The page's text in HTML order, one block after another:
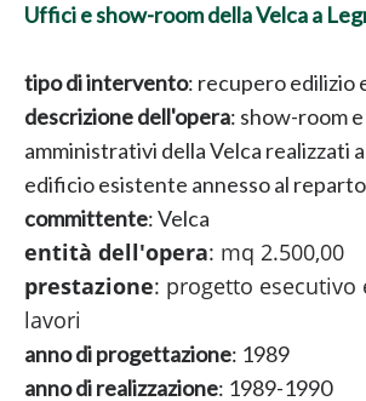
Uffici e show-room della Velca a
tipo di intervento: recupero edilizio
descrizione dell'opera: show-room
amministrativi della Velca realizzati
edificio esistente annesso al
committente: Velca
entità dell'opera: mq 2.500,00
prestazione: progetto esecutivo
lavori
anno di progettazione: 1989
anno di realizzazione: 1989-1990